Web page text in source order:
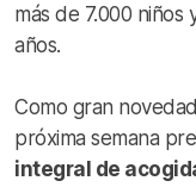
más de 7.000 niños
años.
Como gran
próxima semana
integral de